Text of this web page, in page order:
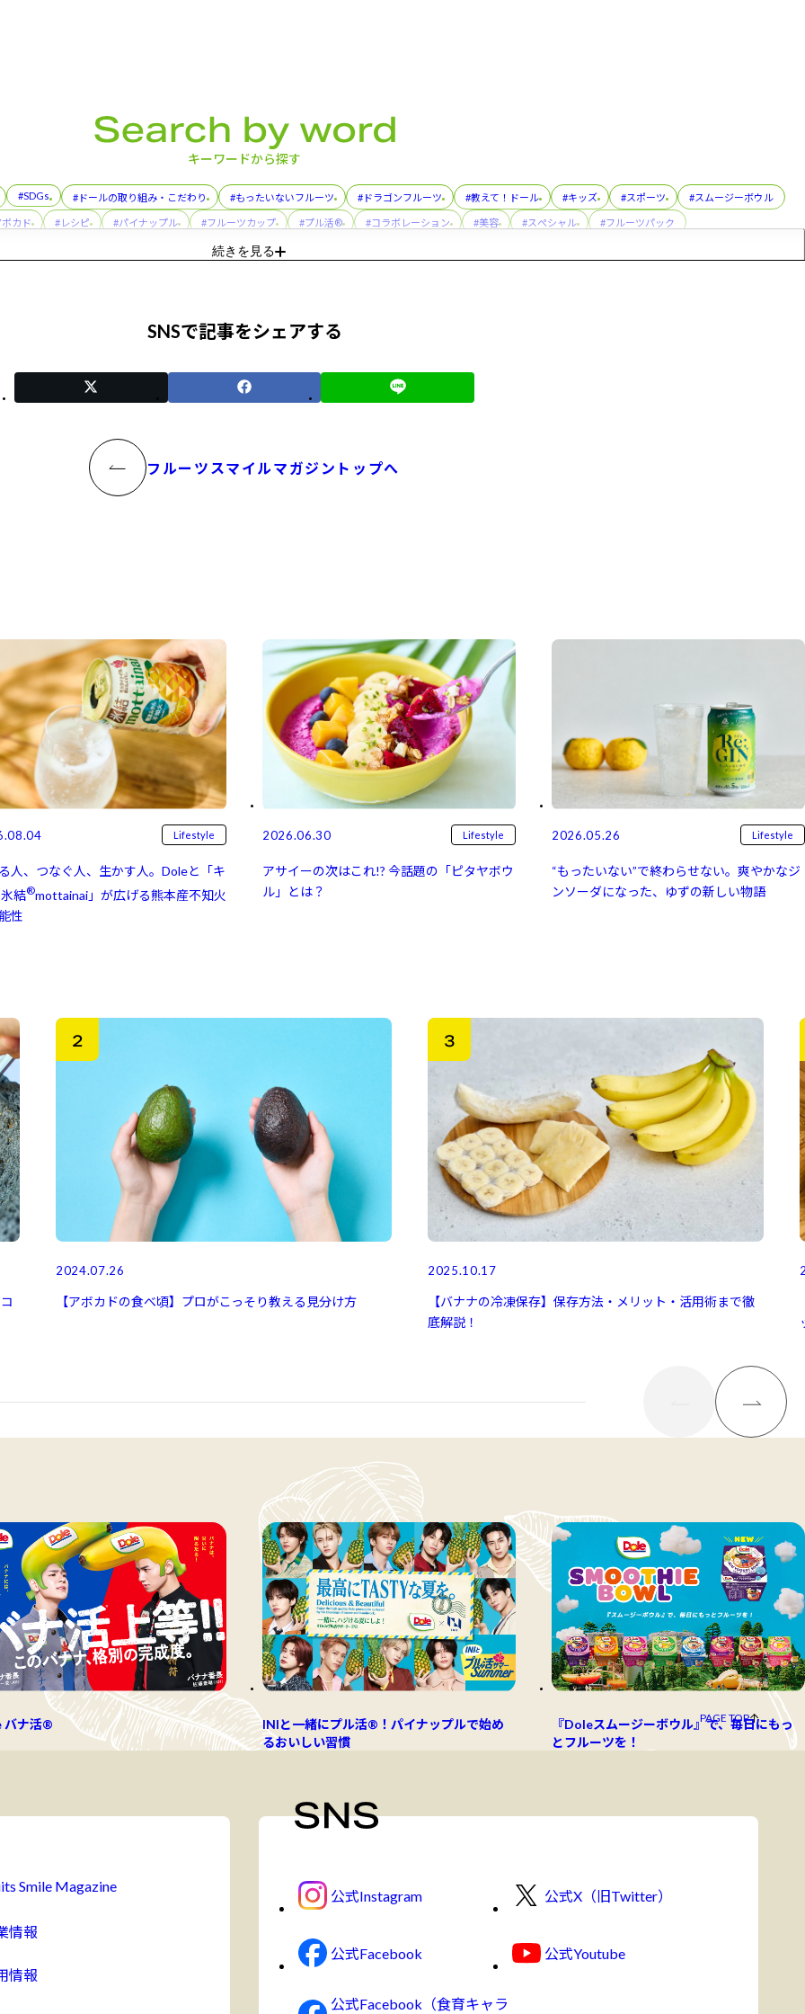
キーワードから探す
#SDGs #ドールの取り組み・こだわり #もったいないフルーツ #ドラゴンフルーツ #教えて！ドール #キッズ #スポーツ #スムージーボウル
カド #レシピ #パイナップル #フルーツカップ #プル活® #コラボレーション #美容 #スぺシャル #フルーツパック
#親子（おやこ）でまなぶ！バナナのフシギ
続きを見る
SNSで記事をシェアする
フルーツスマイルマガジントップへ
Lifestyle
人、つなぐ人、生かす人。Doleと「キ
結⁠⁠®mottainai」が広げる熊本産不知火
性
2026.06.30 Lifestyle
アサイーの次はこれ!? 今話題の「ピタヤボウ
ル」とは？
2026.05.26 Lifestyle
“もったいない”で終わらせない。爽やかなジ
ンソーダになった、ゆずの新しい物語
2024.07.26
【アボカドの食べ頃】プロがこっそり教える見分け方
2025.10.17
【バナナの冷凍保存】保存方法・メリット・活用術まで徹
底解説！
バナ活®
INIと一緒にプル活®！パイナップルで始め
るおいしい習慣
『Doleスムージーボウル』で、毎日にもっ
とフルーツを！
PAGE TOP
Smile Magazine
情報
情報
公式Instagram
公式Facebook
公式Facebook（食育キャラ
公式X（旧Twitter）
公式Youtube